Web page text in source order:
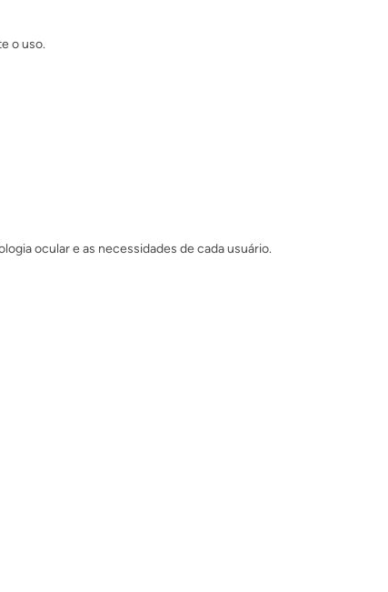
o uso.
ocular e as necessidades de cada usuário.